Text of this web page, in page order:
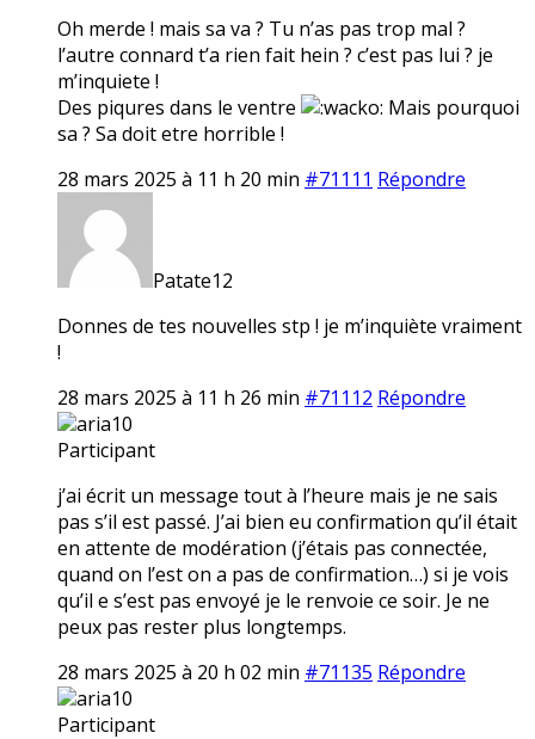
Oh merde ! mais sa va ? Tu n’as pas trop mal ?
l’autre connard t’a rien fait hein ? c’est pas lui ? je
m’inquiete !
Des piqures dans le ventre
Mais pourquoi
sa ? Sa doit etre horrible !
28 mars 2025 à 11 h 20 min #71111 Répondre
Patate12
Donnes de tes nouvelles stp ! je m’inquiète vraiment
!
28 mars 2025 à 11 h 26 min #71112 Répondre
aria10
Participant
j’ai écrit un message tout à l’heure mais je ne sais
pas s’il est passé. J’ai bien eu confirmation qu’il était
en attente de modération (j’étais pas connectée,
quand on l’est on a pas de confirmation…) si je vois
qu’il e s’est pas envoyé je le renvoie ce soir. Je ne
peux pas rester plus longtemps.
28 mars 2025 à 20 h 02 min #71135 Répondre
aria10
Participant